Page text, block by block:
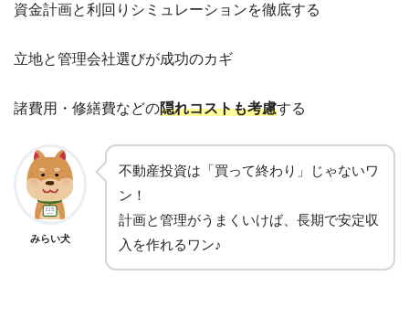
資金計画と利回りシミュレーションを徹底する
立地と管理会社選びが成功のカギ
諸費用・修繕費などの隠れコストも考慮する
みらい犬
不動産投資は「買って終わり」じゃないワ
ン！
計画と管理がうまくいけば、長期で安定収
入を作れるワン♪